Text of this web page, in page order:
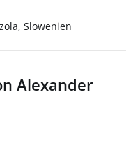
Slowenien
Alexander